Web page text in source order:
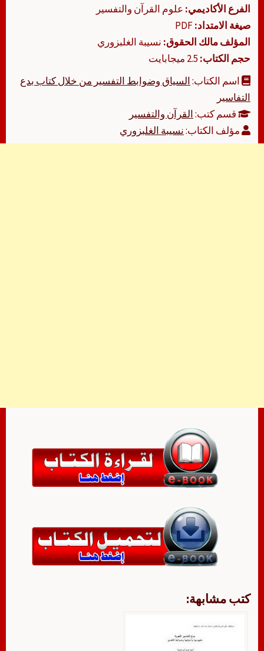
الفرع الأكاديمي: علوم القرآن والتفسير
صيغة الامتداد:
المؤلف مالك الحقوق: نسيبة الغلبزوري
حجم الكتاب:
اسم الكتاب:السياق وضوابط التفسير من خلال كتاب بدع
التفاسير
قسم كتب:القرآن والتفسير
مؤلف الكتاب:نسيبة الغلبزوري
كتب مشابهة: